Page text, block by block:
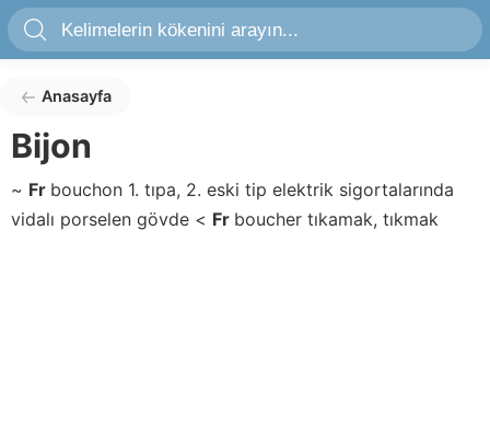
Anasayfa
Bijon
~ Fr bouchon 1. tıpa, 2. eski tip elektrik sigortalarında
vidalı porselen gövde < Fr boucher tıkamak, tıkmak